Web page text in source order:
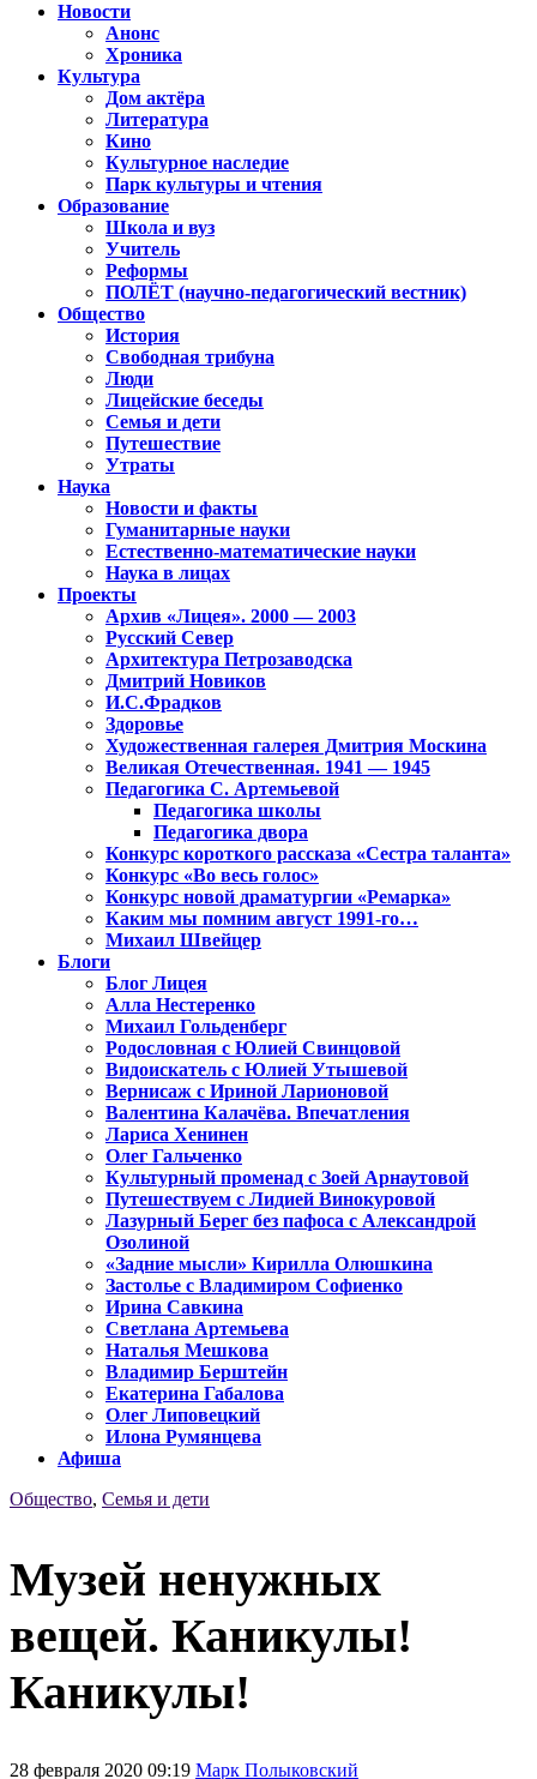
Новости
Анонс
Хроника
Культура
Дом актёра
Литература
Кино
Культурное наследие
Парк культуры и чтения
Образование
Школа и вуз
Учитель
Реформы
ПОЛЁТ (научно-педагогический вестник)
Общество
История
Свободная трибуна
Люди
Лицейские беседы
Семья и дети
Путешествие
Утраты
Наука
Новости и факты
Гуманитарные науки
Естественно-математические науки
Наука в лицах
Проекты
Архив «Лицея». 2000 — 2003
Русский Север
Архитектура Петрозаводска
Дмитрий Новиков
И.С.Фрадков
Здоровье
Художественная галерея Дмитрия Москина
Великая Отечественная. 1941 — 1945
Педагогика С. Артемьевой
Педагогика школы
Педагогика двора
Конкурс короткого рассказа «Сестра таланта»
Конкурс «Во весь голос»
Конкурс новой драматургии «Ремарка»
Каким мы помним август 1991-го…
Михаил Швейцер
Блоги
Блог Лицея
Алла Нестеренко
Михаил Гольденберг
Родословная с Юлией Свинцовой
Видоискатель с Юлией Утышевой
Вернисаж с Ириной Ларионовой
Валентина Калачёва. Впечатления
Лариса Хенинен
Олег Гальченко
Культурный променад с Зоей Арнаутовой
Путешествуем с Лидией Винокуровой
Лазурный Берег без пафоса с Александрой
Озолиной
«Задние мысли» Кирилла Олюшкина
Застолье с Владимиром Софиенко
Ирина Савкина
Светлана Артемьева
Наталья Мешкова
Владимир Берштейн
Екатерина Габалова
Олег Липовецкий
Илона Румянцева
Афиша
Общество, Семья и дети
Музей ненужных
вещей. Каникулы!
Каникулы!
28 февраля 2020 09:19 Марк Полыковский